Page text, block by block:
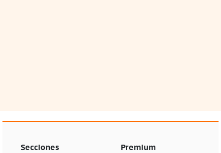
Secciones Premium